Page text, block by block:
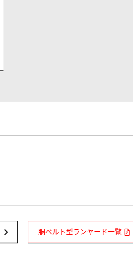
胴ベルト型ランヤード一覧